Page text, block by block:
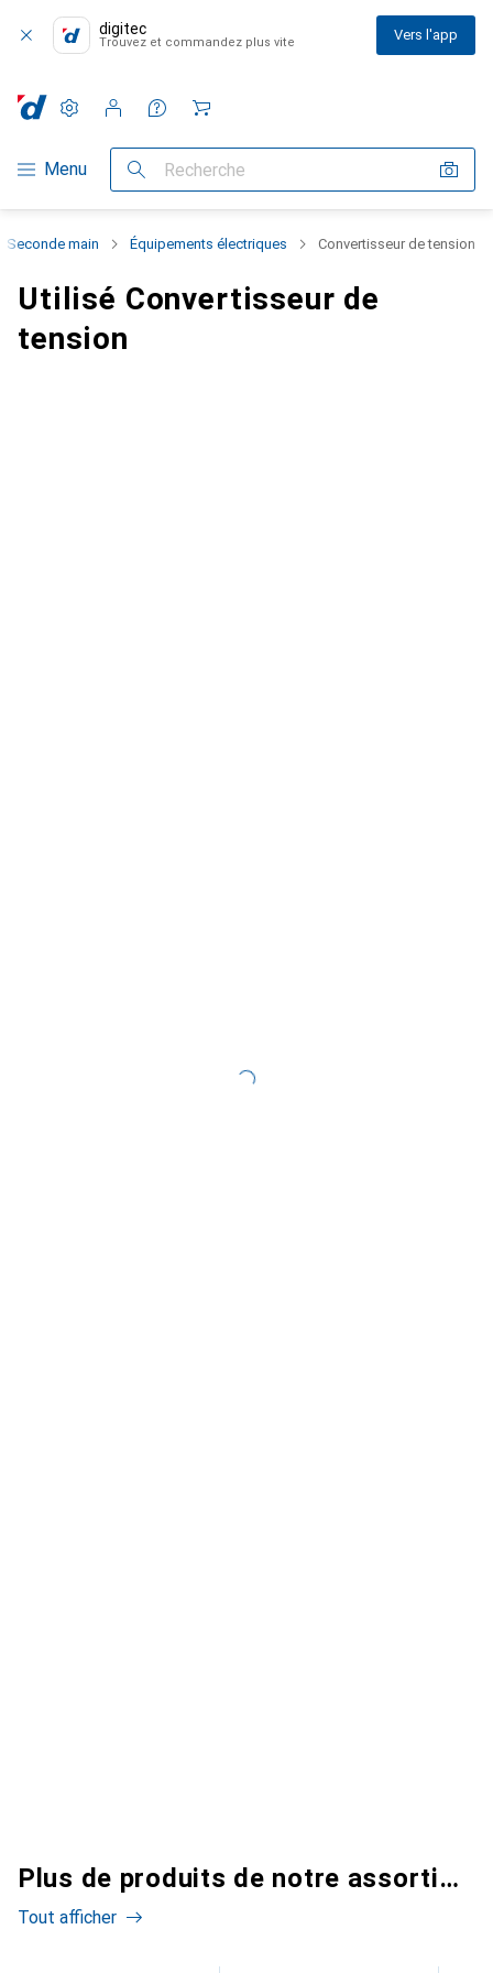
digitec
Trouvez et commandez plus vite Vers l'app
Navigation par catégorie
Menu Recherche
Paramètres
Compte client
Listes de comparaison
Listes d'envies
Panier
Seconde main Équipements électriques Convertisseur de tension
Utilisé Convertisseur de
tension
Plus de produits de notre assortiment
Tout afficher